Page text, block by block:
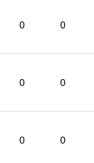
0 0
0 0
0 0